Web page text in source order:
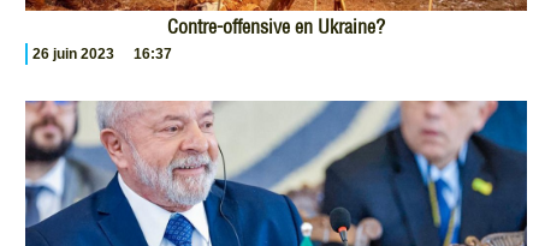
Contre-offensive en Ukraine?
26 juin 2023 16:37